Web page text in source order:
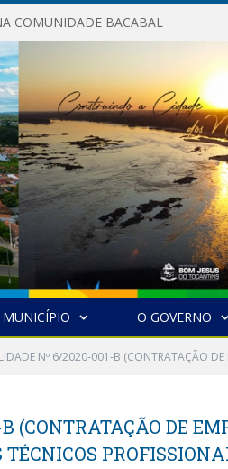
COMUNIDADE BACABAL
O GOVERNO
Nº 6/2020-001-B (CONTRATAÇÃO DE
(CONTRATAÇÃO DE
TÉCNICOS